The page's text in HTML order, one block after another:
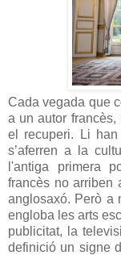
Cada vegada que
a un autor
el recuperi. Li han
s’aferren a la
l'antiga primera
francès no arriben
anglosaxó. Però a
engloba les arts
publicitat, la
definició un signe